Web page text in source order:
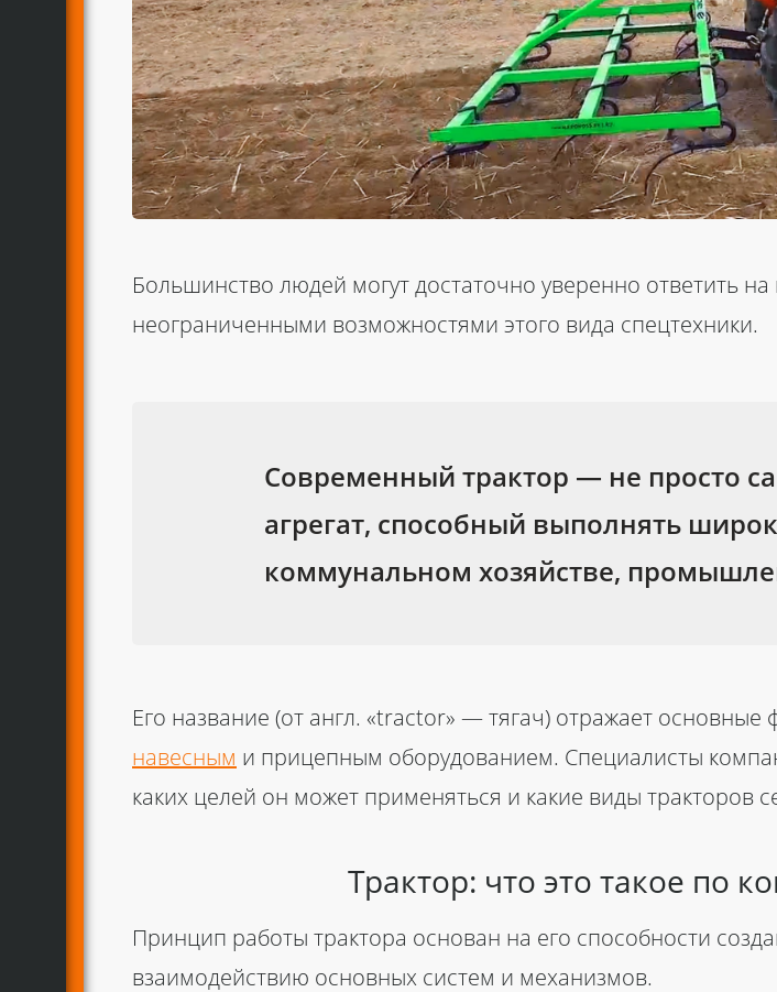
Большинство людей могут достаточно уверенно ответить
неограниченными возможностями этого вида спецтехники.
Современный трактор — не просто
агрегат, способный выполнять
коммунальном хозяйстве,
Его название (от англ. «tractor» — тягач) отражает
навесным и прицепным оборудованием. Специалисты
каких целей он может применяться и какие виды тракторов
Трактор: что это такое по
Принцип работы трактора основан на его способности
взаимодействию основных систем и механизмов.